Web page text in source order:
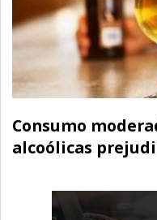
Consumo
alcoólicas